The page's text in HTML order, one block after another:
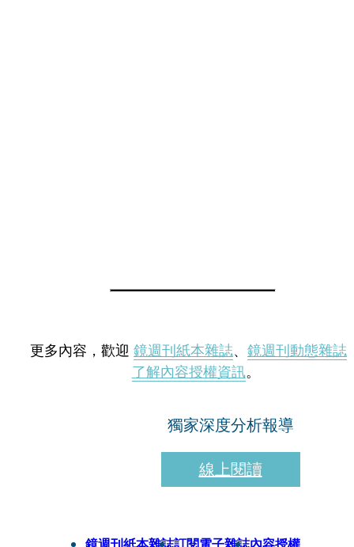
更多內容，歡迎 鏡週刊紙本雜誌、 鏡週刊動態雜誌
了解內容授權資訊。
獨家深度分析報導
線上閱讀